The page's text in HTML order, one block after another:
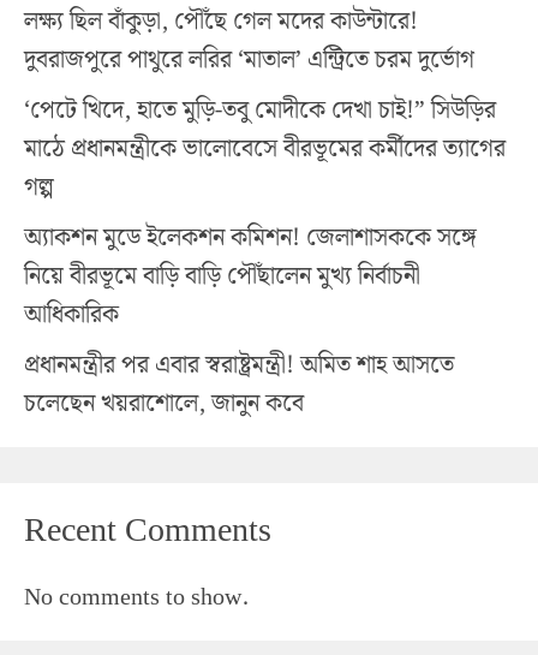
লক্ষ্য ছিল বাঁকুড়া, পৌঁছে গেল মদের কাউন্টারে!
দুবরাজপুরে পাথুরে লরির ‘মাতাল’ এন্ট্রিতে চরম দুর্ভোগ
‘পেটে খিদে, হাতে মুড়ি-তবু মোদীকে দেখা চাই!” সিউড়ির
মাঠে প্রধানমন্ত্রীকে ভালোবেসে বীরভূমের কর্মীদের ত্যাগের
গল্প
অ্যাকশন মুডে ইলেকশন কমিশন! জেলাশাসককে সঙ্গে
নিয়ে বীরভূমে বাড়ি বাড়ি পৌঁছালেন মুখ্য নির্বাচনী
আধিকারিক
প্রধানমন্ত্রীর পর এবার স্বরাষ্ট্রমন্ত্রী! অমিত শাহ আসতে
চলেছেন খয়রাশোলে, জানুন কবে
Recent Comments
No comments to show.